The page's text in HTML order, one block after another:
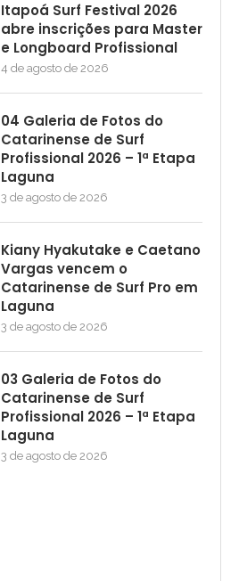
Itapoá Surf Festival 2026
abre inscrições para Master
e Longboard Profissional
4 de agosto de 2026
04 Galeria de Fotos do
Catarinense de Surf
Profissional 2026 – 1ª Etapa
Laguna
3 de agosto de 2026
Kiany Hyakutake e Caetano
Vargas vencem o
Catarinense de Surf Pro em
Laguna
3 de agosto de 2026
03 Galeria de Fotos do
Catarinense de Surf
Profissional 2026 – 1ª Etapa
Laguna
3 de agosto de 2026